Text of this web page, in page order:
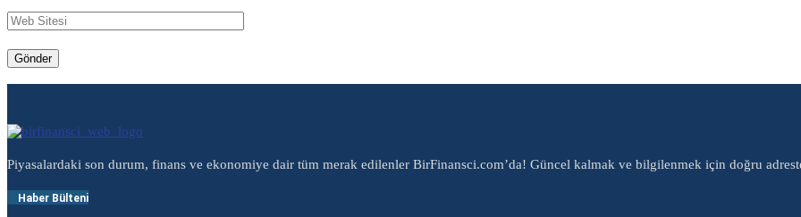
Piyasalardaki son durum, finans ve ekonomiye dair tüm merak edilenler BirFinansci.com’da! Güncel kalmak ve bilgilenmek için doğru
Haber Bülteni